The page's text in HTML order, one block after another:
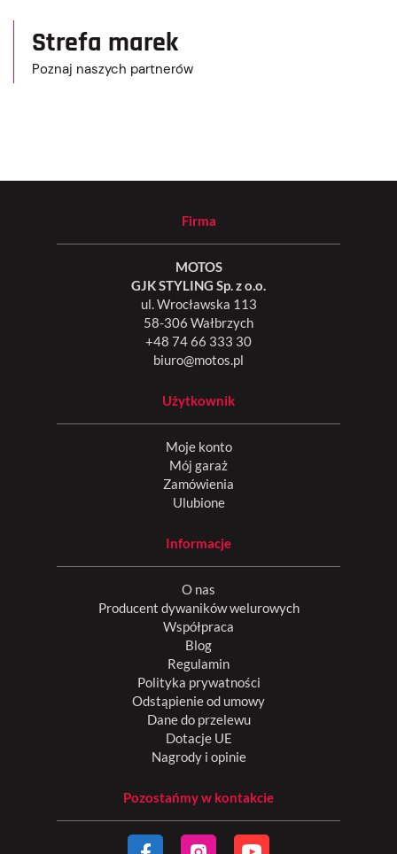
Strefa marek
Poznaj naszych partnerów
Firma
MOTOS
GJK STYLING Sp. z o.o.
ul. Wrocławska 113
58-306 Wałbrzych
+48 74 66 333 30
biuro@motos.pl
Użytkownik
Moje konto
Mój garaż
Zamówienia
Ulubione
Informacje
O nas
Producent dywaników welurowych
Współpraca
Blog
Regulamin
Polityka prywatności
Odstąpienie od umowy
Dane do przelewu
Dotacje UE
Nagrody i opinie
Pozostańmy w kontakcie